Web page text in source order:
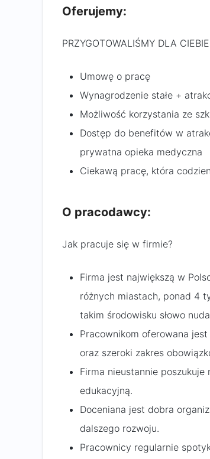
Oferujemy:
PRZYGOTOWALIŚMY DLA
Umowę o pracę
Wynagrodzenie stałe +
Możliwość korzystania ze
Dostęp do benefitów w
prywatna opieka medyczna
Ciekawą pracę, która
O pracodawcy:
Jak pracuje się w firmie?
Firma jest największą w
różnych miastach, ponad 4
takim środowisku słowo
Pracownikom oferowana
oraz szeroki zakres
Firma nieustannie
edukacyjną.
Doceniana jest dobra
dalszego rozwoju.
Pracownicy regularnie